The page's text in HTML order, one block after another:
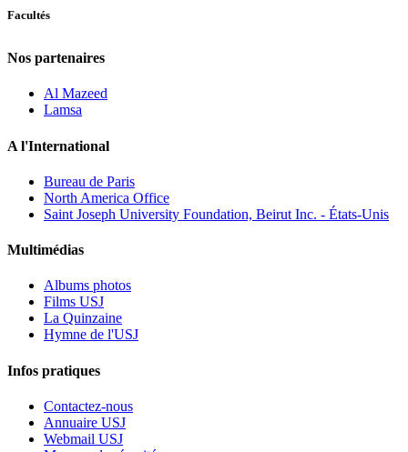
Facultés
Nos partenaires
Al Mazeed
Lamsa
A l'International
Bureau de Paris
North America Office
Saint Joseph University Foundation, Beirut Inc. - États-Unis
Multimédias
Albums photos
Films USJ
La Quinzaine
Hymne de l'USJ
Infos pratiques
Contactez-nous
Annuaire USJ
Webmail USJ